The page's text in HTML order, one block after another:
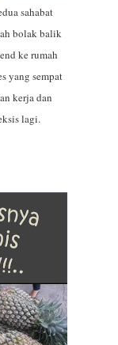
sahabat
bolak balik
ke rumah
yang sempat
kerja dan
lagi.